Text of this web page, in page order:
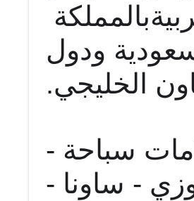
بالمملكة
ودول
الخليجي.
سباحة -
- ساونا -